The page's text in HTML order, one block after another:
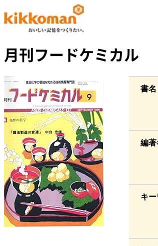
月刊フードケミカル
書名
編著
キー